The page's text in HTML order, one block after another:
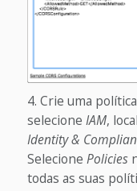
Crie uma
selecione IAM,
Identity &
Selecione Policies
todas as suas